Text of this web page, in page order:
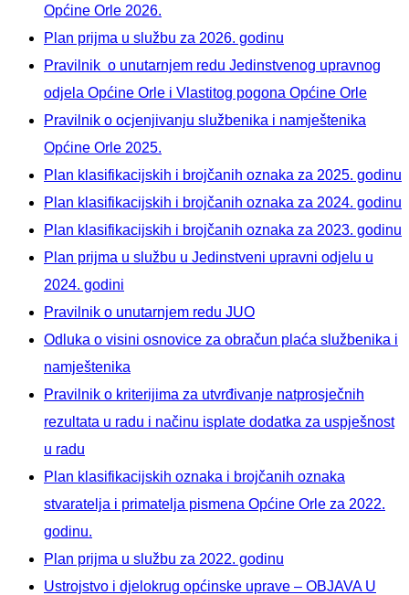
Općine Orle 2026.
Plan prijma u službu za 2026. godinu
Pravilnik o unutarnjem redu Jedinstvenog upravnog
odjela Općine Orle i Vlastitog pogona Općine Orle
Pravilnik o ocjenjivanju službenika i namještenika
Općine Orle 2025.
Plan klasifikacijskih i brojčanih oznaka za 2025. godinu
Plan klasifikacijskih i brojčanih oznaka za 2024. godinu
Plan klasifikacijskih i brojčanih oznaka za 2023. godinu
Plan prijma u službu u Jedinstveni upravni odjelu u
2024. godini
Pravilnik o unutarnjem redu JUO
Odluka o visini osnovice za obračun plaća službenika i
namještenika
Pravilnik o kriterijima za utvrđivanje natprosječnih
rezultata u radu i načinu isplate dodatka za uspješnost
u radu
Plan klasifikacijskih oznaka i brojčanih oznaka
stvaratelja i primatelja pismena Općine Orle za 2022.
godinu.
Plan prijma u službu za 2022. godinu
Ustrojstvo i djelokrug općinske uprave – OBJAVA U